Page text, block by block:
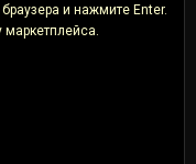
и нажмите Enter.